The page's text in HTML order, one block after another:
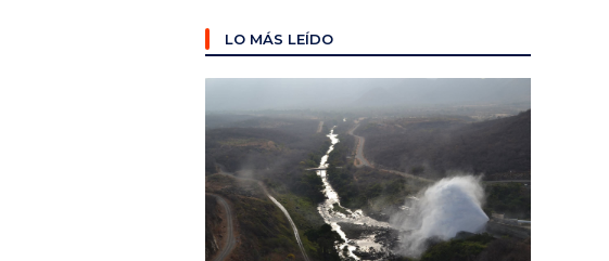
LO MÁS LEÍDO